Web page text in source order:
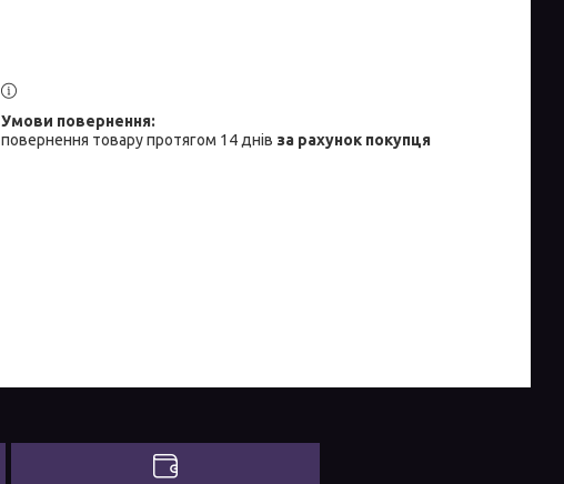
повернення товару протягом 14 днів за рахунок покупця